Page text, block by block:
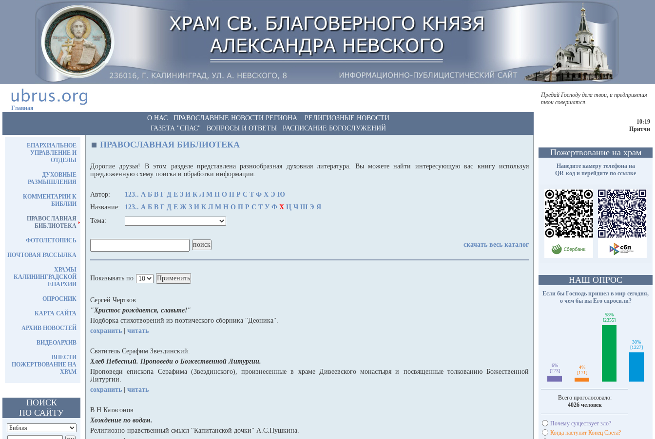
Главная
О НАС ПРАВОСЛАВНЫЕ НОВОСТИ РЕГИОНА
РЕЛИГИОЗНЫЕ НОВОСТИ
ГАЗЕТА "СПАС"
ВОПРОСЫ И ОТВЕТЫ РАСПИСАНИЕ БОГОСЛУЖЕНИЙ
ЕПАРХИАЛЬНОЕ
УПРАВЛЕНИЕ И
ОТДЕЛЫ
ДУХОВНЫЕ
РАЗМЫШЛЕНИЯ
КОММЕНТАРИИ К
БИБЛИИ
ПРАВОСЛАВНАЯ
БИБЛИОТЕКА
ФОТОЛЕТОПИСЬ
ПОЧТОВАЯ РАССЫЛКА
ХРАМЫ
КАЛИНИНГРАДСКОЙ
ЕПАРХИИ
ОПРОСНИК
КАРТА САЙТА
АРХИВ НОВОСТЕЙ
ВИДЕОАРХИВ
ВНЕСТИ
ПОЖЕРТВОВАНИЕ НА
ХРАМ
ПОИСК
ПО САЙТУ
ПРАВОСЛАВНАЯ БИБЛИОТЕКА
Дорогие друзья! В этом разделе представлена разнообразная духовная литература. Вы можете найти интересующую вас книгу используя
предложенную схему поиска и обработки информации.
Автор: 123.. А Б В Г Д Е З И К Л М Н О П Р С Т Ф Х Э Ю
Название:
123.. А Б В Г Д Е Ж З И К Л М Н О П Р С Т У Ф Х Ц Ч Ш Э Я
Тема:
скачать весь каталог
Показывать по
Сергей Чертков.
"Христос рождается, славьте!"
Подборка стихотворений из поэтического сборника "Деоника".
сохранить
читать
Святитель Серафим Звездинский.
Хлеб Небесный. Проповеди о Божественной Литургии.
Проповеди епископа Серафима (Звездинского), произнесенные в храме Дивеевского монастыря и посвященные толкованию Божественной
Литургии.
сохранить
читать
В.Н.Катасонов.
Хождение по водам.
Религиозно-нравственный смысл "Капитанской дочки" А.С.Пушкина.
Предай Господу дела твои, и предприятия
твои совершатся.
10:19
Притчи
Пожертвование на храм
Наведите камеру телефона на
QR-код и перейдите по ссылке
НАШ ОПРОС
Если бы Господь пришел в мир сегодня,
о чем бы вы Его спросили?
6%
[273]
4%
[171]
58%
[2355]
30%
[1227]
Всего проголосовало:
4026 человек
Почему существует зло?
Когда наступит Конец Света?